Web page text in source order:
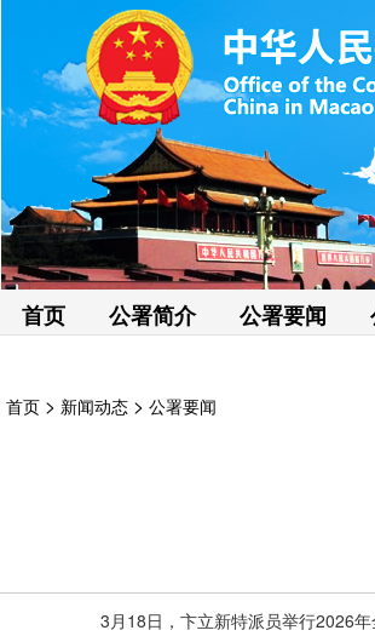
首页 公署简介 公署要闻
首页 > 新闻动态 > 公署要闻
3月18日，卞立新特派员举行2026